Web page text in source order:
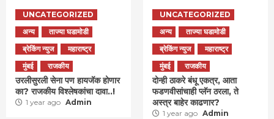
UNCATEGORIZED
अन्य
ताज्या घडामोडी
ब्रेकिंग न्युज
महाराष्ट्र
मुंबई
राजकीय
उरलीसुरली सेना पण हायजॅक होणार
का? राजकीय विश्लेषकांचा दावा..!
1 year ago Admin
UNCATEGORIZED
अन्य
ताज्या घडामोडी
ब्रेकिंग न्युज
महाराष्ट्र
मुंबई
राजकीय
दोन्ही ठाकरे बंधू एकत्र, आता
फडणवीसांचाही प्लॅन ठरला, ते
अस्त्र बाहेर काढणार?
1 year ago Admin